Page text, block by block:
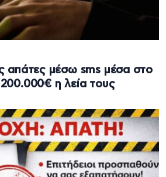
απάτες μέσω sms μέσα στο
η λεία τους